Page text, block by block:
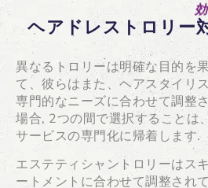
ヘアドレストロリー
異なるトロリーは明確な目的を
て、彼らはまた、ヘアスタイリ
専門的なニーズに合わせて調整
場合, 2つの間で選択することは
サービスの専門化に帰着します.
エステティシャントロリーはス
ートメントに合わせて調整され